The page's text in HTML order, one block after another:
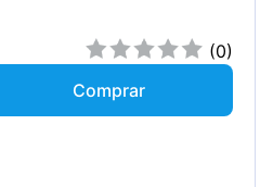
(0)
Comprar